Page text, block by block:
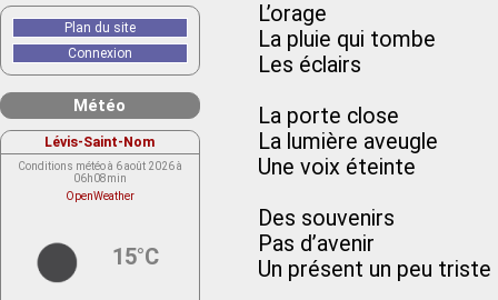
L’orage
La pluie qui tombe
Les éclairs
La porte close
La lumière aveugle
Une voix éteinte
Des souvenirs
Pas d’avenir
Un présent un peu triste
Plan du site
Connexion
Météo
Lévis-Saint-Nom
Conditions météo à 6 août 2026 à
06h08min
OpenWeather
15°C